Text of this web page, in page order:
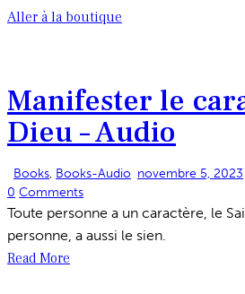
Aller à la boutique
Manifester le
Dieu – Audio
Books, Books-Audio novembre 5, 2023
0 Comments
Toute personne a un caractère, le
personne, a aussi le sien.
Read More